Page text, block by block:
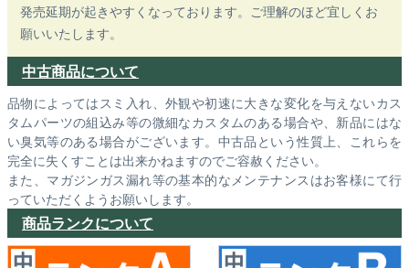
発売延期が起きやすくなっております。ご理解のほど宜しくお
願いいたします。
中古商品について
品物によってはスミ入れ、外観や初速に大きな変化を与えないカス
タムパーツの組込み等の微細なカスタムのある場合や、新品にはな
い臭気等のある場合がございます。中古品という性質上、これらを
完全に失くすことは出来かねますのでご容赦ください。
また、マガジンガス漏れ等の基本的なメンテナンスはお客様にて行
っていただくようお願いします。
商品ランクについて